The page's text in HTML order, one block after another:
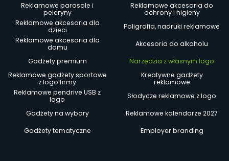
Reklamowe parasole i
peleryny
Reklamowe akcesoria do
ochrony i higieny
Reklamowe akcesoria dla
dzieci
Poligrafia, nadruki reklamowe
Reklamowe akcesoria dla
domu
Akcesoria do alkoholu
Gadżety premium
Narzędzia z własnym logo
Reklamowe gadżety sportowe
z logo firmy
Kreatywne gadżety
reklamowe
Reklamowe pendrive USB z
logo
Słodycze reklamowe z logo
Gadżety na wybory
Reklamowe kalendarze 2027
Gadżety tematyczne
Employer branding